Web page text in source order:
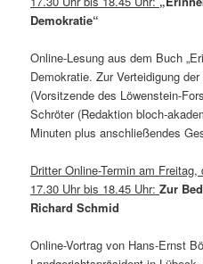
Demokratie“
Online-Lesung aus dem Buch
Demokratie. Zur Verteidigung
(Vorsitzende des Löwenstein-
Schröter (Redaktion bloch-
Minuten plus anschließendes
Dritter Online-Termin am
17.30 Uhr bis 18.45 Uhr:Zur
Richard Schmid
Online-Vortrag von Hans-Ernst